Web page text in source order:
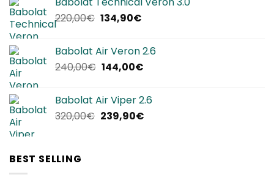
era:
280,00€.
è:
220,00€ Il
era:
220,00€.
134,90€Il
è:
134,90€.
Babolat Air Veron 2.6
240,00€ Il
era:
240,00€.
144,00€Il
è:
144,00€.
Babolat Air Viper 2.6
320,00€ Il
239,90€Il
BEST SELLING